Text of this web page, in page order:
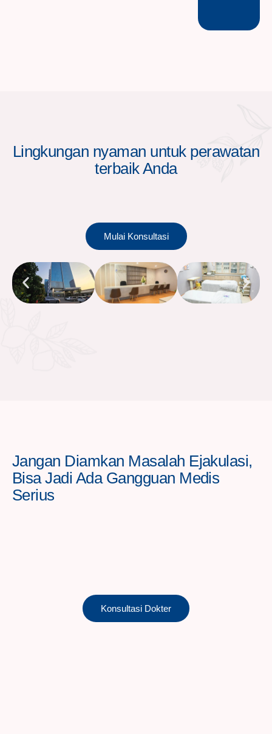
Lingkungan nyaman untuk perawatan
terbaik Anda
Mulai Konsultasi
Jangan Diamkan Masalah Ejakulasi,
Bisa Jadi Ada Gangguan Medis
Serius
Konsultasi Dokter